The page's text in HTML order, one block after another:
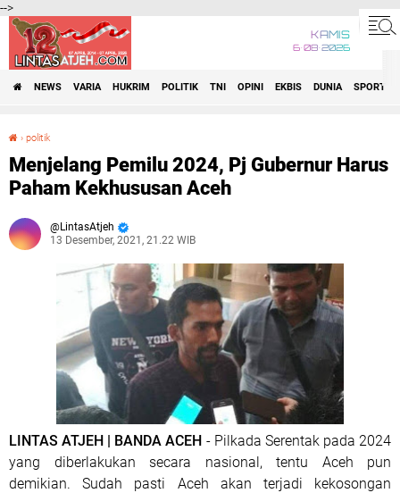
-->
KAMIS
6•08•2026
NEWS VARIA HUKRIM POLITIK TNI OPINI EKBIS DUNIA SPORT
› politik
Menjelang Pemilu 2024, Pj Gubernur Harus
Paham Kekhususan Aceh
LintasAtjeh
13 Desember, 2021, 21.22 WIB
LINTAS ATJEH | BANDA ACEH - Pilkada Serentak pada 2024
yang diberlakukan secara nasional, tentu Aceh pun
demikian. Sudah pasti Aceh akan terjadi kekosongan